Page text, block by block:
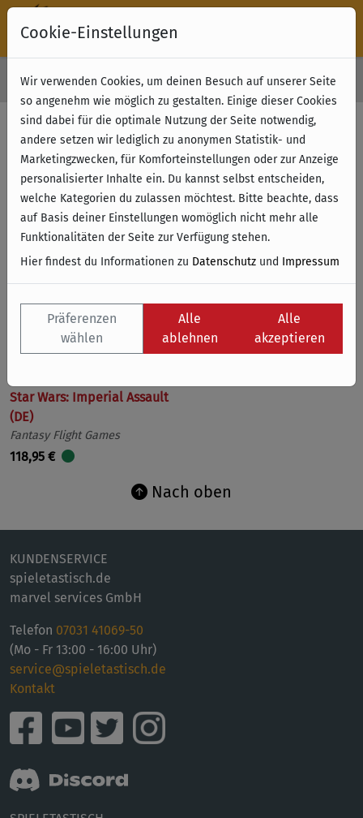
Kostenloser Versand & Retoure ab 49 € (innerhalb Deutschlands)
Filter anzeigen
Name
Star Wars: Imperial Assault
(DE)
Fantasy Flight Games
118,95 €
Nach oben
KUNDENSERVICE
spieletastisch.de
marvel services GmbH
Telefon 07031 41069-50
(Mo - Fr 13:00 - 16:00 Uhr)
service@spieletastisch.de
Kontakt
Cookie-Einstellungen
Wir verwenden Cookies, um deinen Besuch auf unserer Seite
so angenehm wie möglich zu gestalten. Einige dieser Cookies
sind dabei für die optimale Nutzung der Seite notwendig,
andere setzen wir lediglich zu anonymen Statistik- und
Marketingzwecken, für Komforteinstellungen oder zur Anzeige
personalisierter Inhalte ein. Du kannst selbst entscheiden,
welche Kategorien du zulassen möchtest. Bitte beachte, dass
auf Basis deiner Einstellungen womöglich nicht mehr alle
Funktionalitäten der Seite zur Verfügung stehen.
Hier findest du Informationen zu Datenschutz und Impressum
Präferenzen
wählen
Alle
ablehnen
Alle
akzeptieren